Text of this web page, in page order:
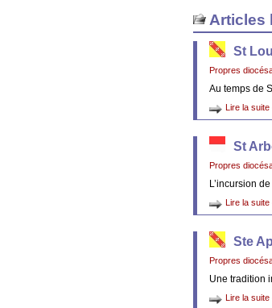
Articles
St
Propres
Au temps de
Lire la suite
St
Propres
L’incursion
Lire la suite
Ste
Propres
Une tradition
Lire la suite